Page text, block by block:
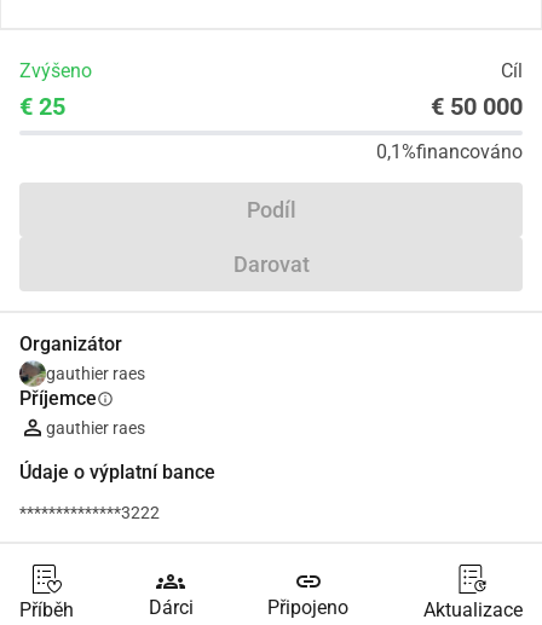
Zvýšeno Cíl
€ 25 € 50 000
0,1%financováno
Podíl
Darovat
Organizátor
gauthier raes
Příjemceinfo
gauthier raes
Údaje o výplatní bance
**************3222
Příběh
groups
Dárci
link
Připojeno Aktualizace